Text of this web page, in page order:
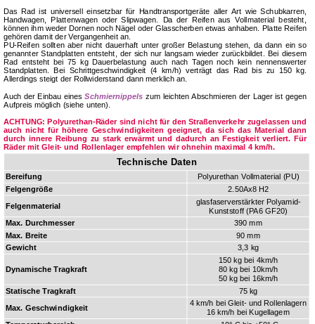
Das Rad ist universell einsetzbar für Handtransportgeräte aller Art wie Schubkarren,
Handwagen, Plat­ten­wagen oder Slipwagen. Da der Reifen aus Vollmaterial besteht,
können ihm weder Dornen noch Nägel oder Glasscherben etwas an­haben. Platte Reifen
gehören damit der Vergangenheit an.
PU-Reifen sollten aber nicht dauerhaft unter großer Belastung stehen, da dann ein so
genannter Standplatten entsteht, der sich nur lang­sam wieder zu­rück­bil­det. Bei diesem
Rad entsteht bei 75 kg Dauerbelastung auch nach Tagen noch kein nennens­werter
Stand­plat­ten. Bei Schritt­ge­schwin­dig­keit (4 km/h) verträgt das Rad bis zu 150 kg.
Allerdings steigt der Rollwiderstand dann merklich an.
Auch der Einbau einesSchmiernippels zum leichten Abschmieren der Lager ist gegen
Aufpreis möglich (siehe unten).
ACHTUNG: Polyurethan-Räder sind nicht für den Straßenverkehr zugelassen und
auch nicht für höhere Geschwindigkeiten geeignet, da sich das Material dann
durch innere Reibung zu stark erwärmt und dadurch an Festigkeit verliert. Für
Räder mit Gleit- und Rollenlager emp­fehlen wir ohnehin maximal 4 km/h.
Technische Daten
Bereifung
Polyurethan Vollmaterial (PU)
Felgengröße
2.50Ax8 H2
Felgenmaterial
glasfaserverstärkter Polyamid-
Kunststoff (PA6 GF20)
Max. Durchmesser
390 mm
Max. Breite
90 mm
Gewicht
3,3 kg
Dynamische Tragkraft
150 kg bei 4km/h
80 kg bei 10km/h
50 kg bei 16km/h
Statische Tragkraft
75 kg
Max. Ge­schwin­dig­keit
4 km/h bei Gleit- und Rollenlagern
16 km/h bei Kugellagern